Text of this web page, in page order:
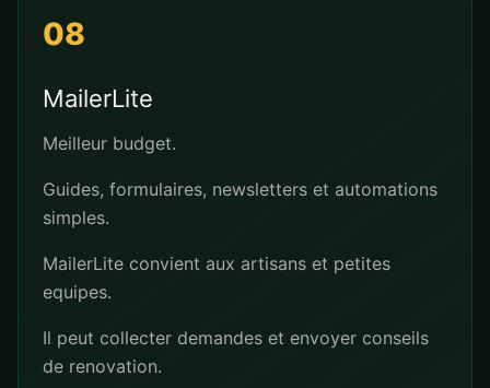
08
MailerLite
Meilleur budget.
Guides, formulaires, newsletters et automations
simples.
MailerLite convient aux artisans et petites
equipes.
Il peut collecter demandes et envoyer conseils
de renovation.